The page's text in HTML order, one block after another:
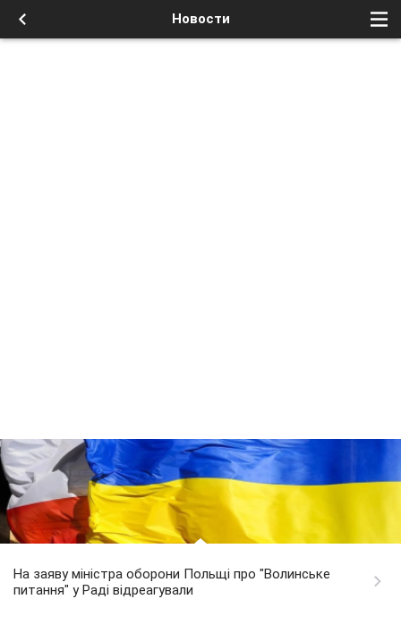
Новости
На заяву міністра оборони Польщі про "Волинське
питання" у Раді відреагували